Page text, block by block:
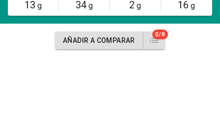
13 g 34g 2 g 16 g
AÑADIR A COMPARAR
0/8